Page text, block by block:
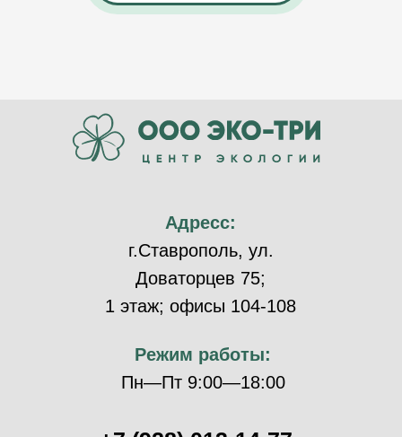
Режим работы:
Пн—Пт 9:00—18:00
Адресс:
г.Ставрополь, ул.
Доваторцев 75;
1 этаж; офисы 104-108